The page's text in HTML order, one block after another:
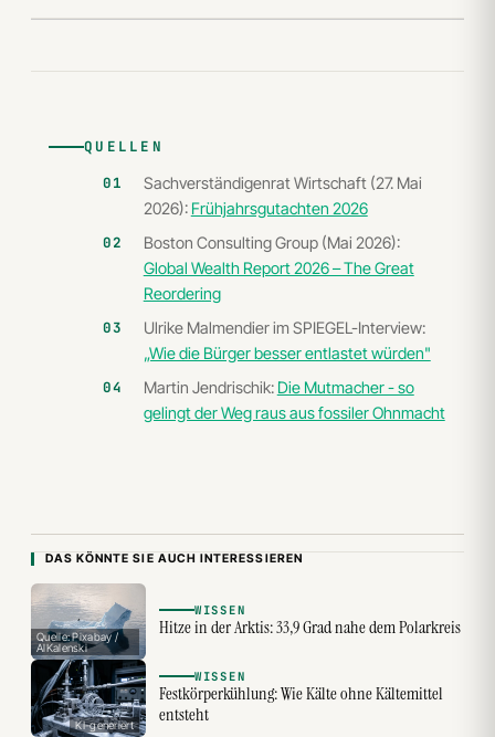
QUELLEN
Sachverständigenrat Wirtschaft (27. Mai
2026): Frühjahrsgutachten 2026
Boston Consulting Group (Mai 2026):
Global Wealth Report 2026 – The Great
Reordering
Ulrike Malmendier im SPIEGEL-Interview:
„Wie die Bürger besser entlastet würden"
Martin Jendrischik: Die Mutmacher - so
gelingt der Weg raus aus fossiler Ohnmacht
DAS KÖNNTE SIE AUCH INTERESSIEREN
Quelle: Pixabay /
AlKalenski
WISSEN
Hitze in der Arktis: 33,9 Grad nahe dem Polarkreis
KI-generiert
WISSEN
Festkörperkühlung: Wie Kälte ohne Kältemittel
entsteht